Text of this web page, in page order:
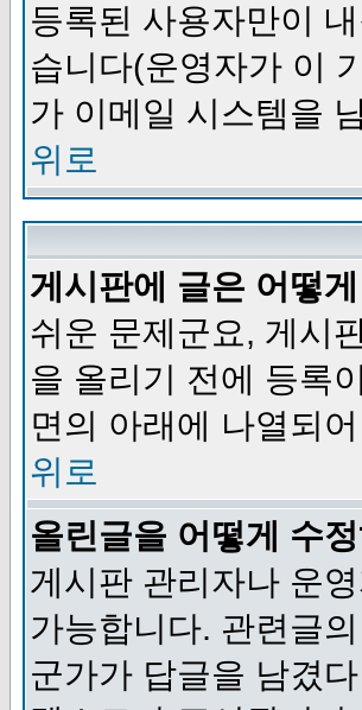
등록된 사용자만이
습니다(운영자가 이
가 이메일 시스템을
위로
게시판에 글은 어떻
쉬운 문제군요, 게시
을 올리기 전에 등록
면의 아래에 나열되
위로
올린글을 어떻게 수
게시판 관리자나 운
가능합니다. 관련글의
군가가 답글을 남겼